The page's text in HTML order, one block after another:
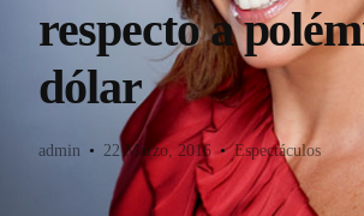
respecto a
dólar
admin 22 Marzo, 2016 Espectáculos